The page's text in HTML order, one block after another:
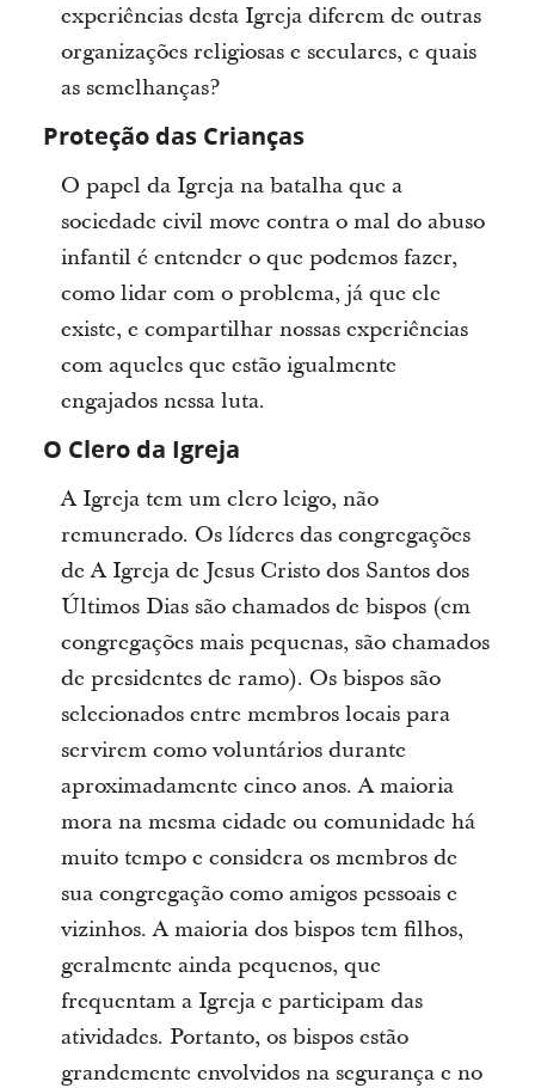
experiências desta Igreja diferem de outras
organizações religiosas e seculares, e quais
as semelhanças?
Proteção das Crianças
O papel da Igreja na batalha que a
sociedade civil move contra o mal do abuso
infantil é entender o que podemos fazer,
como lidar com o problema, já que ele
existe, e compartilhar nossas experiências
com aqueles que estão igualmente
engajados nessa luta.
O Clero da Igreja
A Igreja tem um clero leigo, não
remunerado. Os líderes das congregações
de A Igreja de Jesus Cristo dos Santos dos
Últimos Dias são chamados de bispos (em
congregações mais pequenas, são chamados
de presidentes de ramo). Os bispos são
selecionados entre membros locais para
servirem como voluntários durante
aproximadamente cinco anos. A maioria
mora na mesma cidade ou comunidade há
muito tempo e considera os membros de
sua congregação como amigos pessoais e
vizinhos. A maioria dos bispos tem filhos,
geralmente ainda pequenos, que
frequentam a Igreja e participam das
atividades. Portanto, os bispos estão
grandemente envolvidos na segurança e no